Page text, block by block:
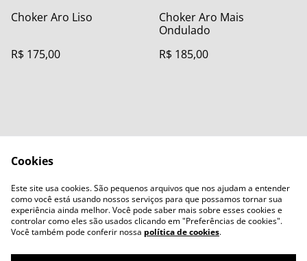
Choker Aro Liso
R$ 175,00
Choker Aro Mais
Ondulado
R$ 185,00
Contact Us
Legal Terms
Privacy Policy
Cookie Policy
Cookies
Este site usa cookies. São pequenos arquivos que nos ajudam a entender
como você está usando nossos serviços para que possamos tornar sua
experiência ainda melhor. Você pode saber mais sobre esses cookies e
controlar como eles são usados clicando em "Preferências de cookies".
Você também pode conferir nossa política de cookies.